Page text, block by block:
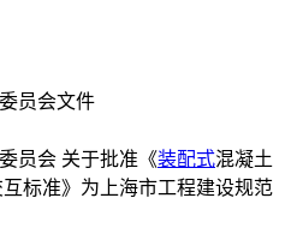
员会文件
员会 关于批准《装配式混凝土
标准》为上海市工程建设规范